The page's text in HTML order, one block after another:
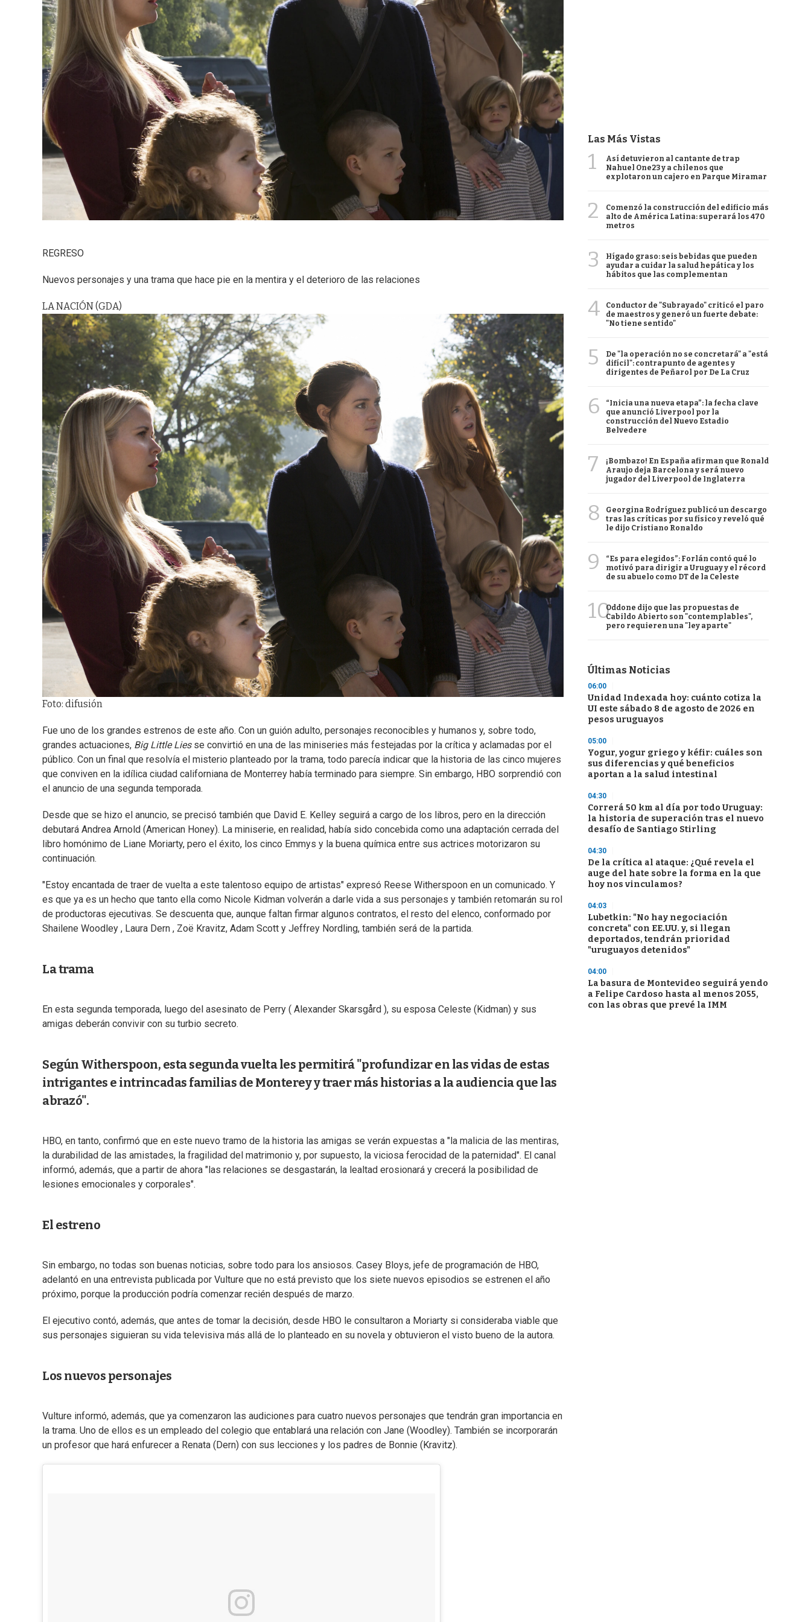
REGRESO
Nuevos personajes y una trama que hace pie en la mentira y el deterioro de las relaciones
LA NACIÓN (GDA)
Foto: difusión
Fue uno de los grandes estrenos de este año. Con un guión adulto, personajes reconocibles y humanos y, sobre todo,
grandes actuaciones, Big Little Liesse convirtió en una de las miniseries más festejadas por la crítica y aclamadas por el
público. Con un final que resolvía el misterio planteado por la trama, todo parecía indicar que la historia de las cinco mujeres
que conviven en la idílica ciudad californiana de Monterrey había terminado para siempre. Sin embargo, HBO sorprendió con
el anuncio de una segunda temporada.
Desde que se hizo el anuncio, se precisó también que David E. Kelley seguirá a cargo de los libros, pero en la dirección
debutará Andrea Arnold (American Honey). La miniserie, en realidad, había sido concebida como una adaptación cerrada del
libro homónimo de Liane Moriarty, pero el éxito, los cinco Emmys y la buena química entre sus actrices motorizaron su
continuación.
"Estoy encantada de traer de vuelta a este talentoso equipo de artistas" expresó Reese Witherspoon en un comunicado. Y
es que ya es un hecho que tanto ella como Nicole Kidman volverán a darle vida a sus personajes y también retomarán su rol
de productoras ejecutivas. Se descuenta que, aunque faltan firmar algunos contratos, el resto del elenco, conformado por
Shailene Woodley , Laura Dern , Zoë Kravitz, Adam Scott y Jeffrey Nordling, también será de la partida.
La trama
En esta segunda temporada, luego del asesinato de Perry ( Alexander Skarsgård ), su esposa Celeste (Kidman) y sus
amigas deberán convivir con su turbio secreto.
Según Witherspoon, esta segunda vuelta les permitirá "profundizar en las vidas de estas
intrigantes e intrincadas familias de Monterey y traer más historias a la audiencia que las
abrazó".
HBO, en tanto, confirmó que en este nuevo tramo de la historia las amigas se verán expuestas a "la malicia de las mentiras,
la durabilidad de las amistades, la fragilidad del matrimonio y, por supuesto, la viciosa ferocidad de la paternidad". El canal
informó, además, que a partir de ahora "las relaciones se desgastarán, la lealtad erosionará y crecerá la posibilidad de
lesiones emocionales y corporales".
El estreno
Sin embargo, no todas son buenas noticias, sobre todo para los ansiosos. Casey Bloys, jefe de programación de HBO,
adelantó en una entrevista publicada por Vulture que no está previsto que los siete nuevos episodios se estrenen el año
próximo, porque la producción podría comenzar recién después de marzo.
El ejecutivo contó, además, que antes de tomar la decisión, desde HBO le consultaron a Moriarty si consideraba viable que
sus personajes siguieran su vida televisiva más allá de lo planteado en su novela y obtuvieron el visto bueno de la autora.
Los nuevos personajes
Vulture informó, además, que ya comenzaron las audiciones para cuatro nuevos personajes que tendrán gran importancia en
la trama. Uno de ellos es un empleado del colegio que entablará una relación con Jane (Woodley). También se incorporarán
un profesor que hará enfurecer a Renata (Dern) con sus lecciones y los padres de Bonnie (Kravitz).
Las Más Vistas
1
Así detuvieron al cantante de trap
Nahuel One23 y a chilenos que
explotaron un cajero en Parque Miramar
2
Comenzó la construcción del edificio más
alto de América Latina: superará los 470
metros
3
Hígado graso: seis bebidas que pueden
ayudar a cuidar la salud hepática y los
hábitos que las complementan
4
Conductor de "Subrayado" criticó el paro
de maestros y generó un fuerte debate:
"No tiene sentido"
5
De "la operación no se concretará" a "está
difícil": contrapunto de agentes y
dirigentes de Peñarol por De La Cruz
6
“Inicia una nueva etapa”: la fecha clave
que anunció Liverpool por la
construcción del Nuevo Estadio
Belvedere
7
¡Bombazo! En España afirman que Ronald
Araujo deja Barcelona y será nuevo
jugador del Liverpool de Inglaterra
8
Georgina Rodríguez publicó un descargo
tras las críticas por su físico y reveló qué
le dijo Cristiano Ronaldo
9
“Es para elegidos”: Forlán contó qué lo
motivó para dirigir a Uruguay y el récord
de su abuelo como DT de la Celeste
10Oddone dijo que las propuestas de
Cabildo Abierto son "contemplables",
pero requieren una "ley aparte"
Últimas Noticias
06:00
Unidad Indexada hoy: cuánto cotiza la
UI este sábado 8 de agosto de 2026 en
pesos uruguayos
05:00
Yogur, yogur griego y kéfir: cuáles son
sus diferencias y qué beneficios
aportan a la salud intestinal
04:30
Correrá 50 km al día por todo Uruguay:
la historia de superación tras el nuevo
desafío de Santiago Stirling
04:30
De la crítica al ataque: ¿Qué revela el
auge del hate sobre la forma en la que
hoy nos vinculamos?
04:03
Lubetkin: "No hay negociación
concreta" con EE.UU. y, si llegan
deportados, tendrán prioridad
"uruguayos detenidos"
04:00
La basura de Montevideo seguirá yendo
a Felipe Cardoso hasta al menos 2055,
con las obras que prevé la IMM